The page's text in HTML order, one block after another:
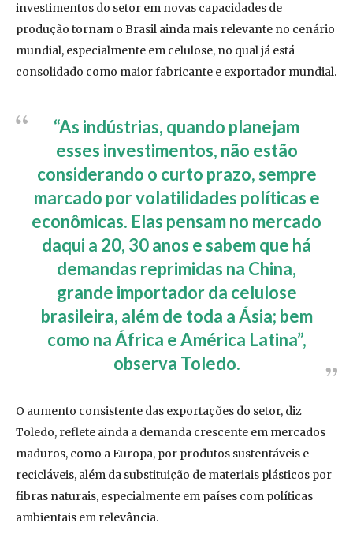
investimentos do setor em novas capacidades de
produção tornam o Brasil ainda mais relevante no cenário
mundial, especialmente em celulose, no qual já está
consolidado como maior fabricante e exportador mundial.
“As indústrias, quando planejam
esses investimentos, não estão
considerando o curto prazo, sempre
marcado por volatilidades políticas e
econômicas. Elas pensam no mercado
daqui a 20, 30 anos e sabem que há
demandas reprimidas na China,
grande importador da celulose
brasileira, além de toda a Ásia; bem
como na África e América Latina”,
observa Toledo.
O aumento consistente das exportações do setor, diz
Toledo, reflete ainda a demanda crescente em mercados
maduros, como a Europa, por produtos sustentáveis e
recicláveis, além da substituição de materiais plásticos por
fibras naturais, especialmente em países com políticas
ambientais em relevância.